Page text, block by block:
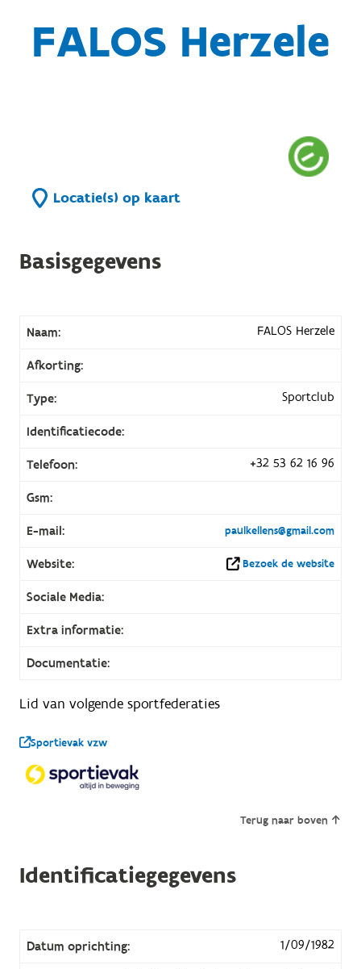
FALOS Herzele
Locatie(s) op kaart
Basisgegevens
Naam: FALOS Herzele
Afkorting:
Type: Sportclub
Identificatiecode:
Telefoon: +32 53 62 16 96
Gsm:
E-mail: paulkellens@gmail.com
Website: Bezoek de website
Sociale Media:
Extra informatie:
Documentatie:
Lid van volgende sportfederaties
Sportievak vzw
Terug naar boven
Identificatiegegevens
Datum oprichting: 1/09/1982